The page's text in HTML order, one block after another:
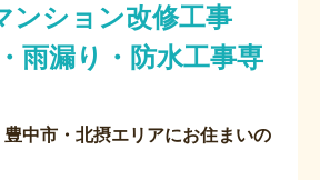
ション改修工事
雨漏り・防水工事専
中市・北摂エリアにお住まいの